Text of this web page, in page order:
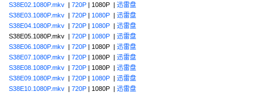
S38E02.1080P.mkv
720P | 1080P | 迅雷盘
S38E03.1080P.mkv
720P 1080P
迅雷盘
S38E04.1080P.mkv
720P 1080P
迅雷盘
S38E05.1080P.mkv | 720P 1080P
迅雷盘
S38E06.1080P.mkv
720P | 1080P | 迅雷盘
S38E07.1080P.mkv
720P | 1080P | 迅雷盘
S38E08.1080P.mkv
720P | 1080P | 迅雷盘
S38E09.1080P.mkv
720P 1080P
迅雷盘
S38E10.1080P.mkv
720P | 1080P | 迅雷盘